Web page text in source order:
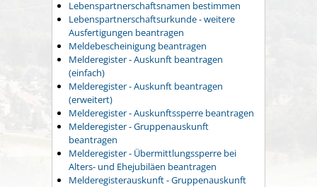
Lebenspartnerschaftsnamen bestimmen
Lebenspartnerschaftsurkunde - weitere
Ausfertigungen beantragen
Meldebescheinigung beantragen
Melderegister - Auskunft beantragen
(einfach)
Melderegister - Auskunft beantragen
(erweitert)
Melderegister - Auskunftssperre beantragen
Melderegister - Gruppenauskunft
beantragen
Melderegister - Übermittlungssperre bei
Alters- und Ehejubiläen beantragen
Melderegisterauskunft - Gruppenauskunft